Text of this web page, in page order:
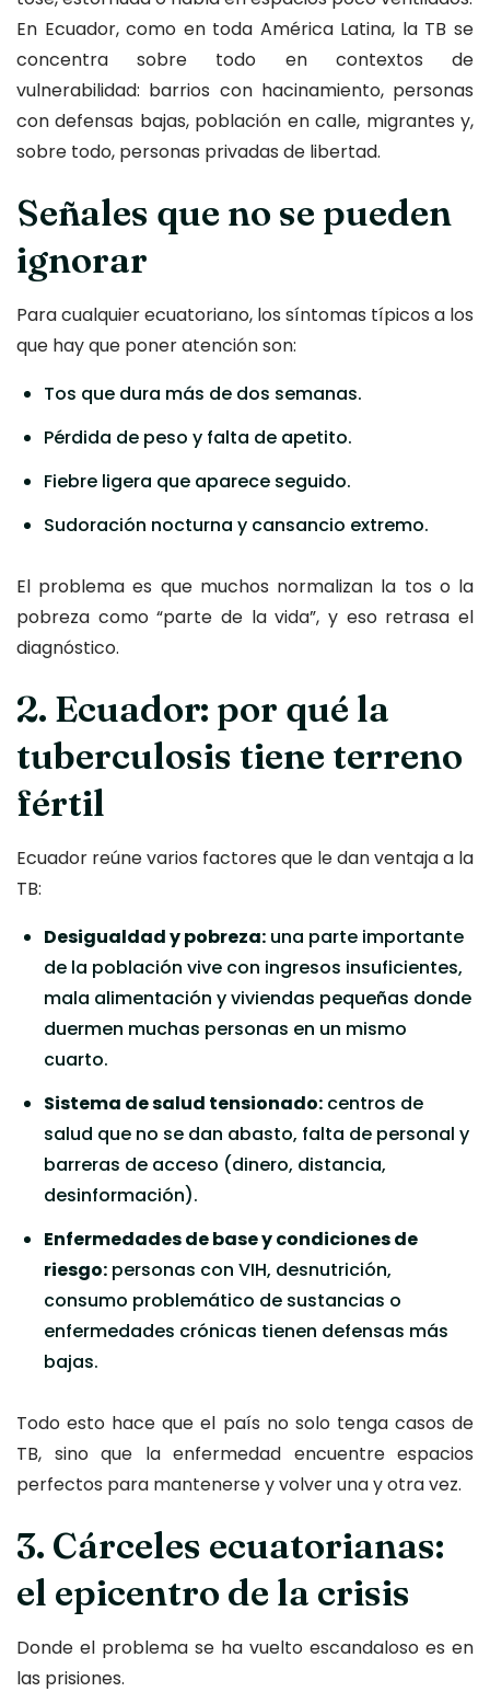
En Ecuador, como en toda América Latina, la TB se
concentra sobre todo en contextos de
vulnerabilidad: barrios con hacinamiento, personas
con defensas bajas, población en calle, migrantes y,
sobre todo, personas privadas de libertad.
Señales que no se pueden
ignorar
Para cualquier ecuatoriano, los síntomas típicos a los
que hay que poner atención son:
Tos que dura más de dos semanas.
Pérdida de peso y falta de apetito.
Fiebre ligera que aparece seguido.
Sudoración nocturna y cansancio extremo.
El problema es que muchos normalizan la tos o la
pobreza como “parte de la vida”, y eso retrasa el
diagnóstico.
2. Ecuador: por qué la
tuberculosis tiene terreno
fértil
Ecuador reúne varios factores que le dan ventaja a la
TB:
Desigualdad y pobreza: una parte importante
de la población vive con ingresos insuficientes,
mala alimentación y viviendas pequeñas donde
duermen muchas personas en un mismo
cuarto.
Sistema de salud tensionado: centros de
salud que no se dan abasto, falta de personal y
barreras de acceso (dinero, distancia,
desinformación).
Enfermedades de base y condiciones de
riesgo: personas con VIH, desnutrición,
consumo problemático de sustancias o
enfermedades crónicas tienen defensas más
bajas.
Todo esto hace que el país no solo tenga casos de
TB, sino que la enfermedad encuentre espacios
perfectos para mantenerse y volver una y otra vez.
3. Cárceles ecuatorianas:
el epicentro de la crisis
Donde el problema se ha vuelto escandaloso es en
las prisiones.